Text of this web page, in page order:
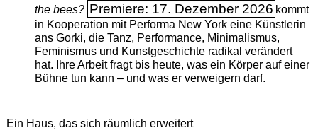
the bees? Premiere: 17. Dezember 2026 kommt
in Kooperation mit Performa New York eine Künstlerin
ans Gorki, die Tanz, Performance, Minimalismus,
Feminismus und Kunstgeschichte radikal verändert
hat. Ihre Arbeit fragt bis heute, was ein Körper auf einer
Bühne tun kann – und was er verweigern darf.
Ein Haus, das sich räumlich erweitert